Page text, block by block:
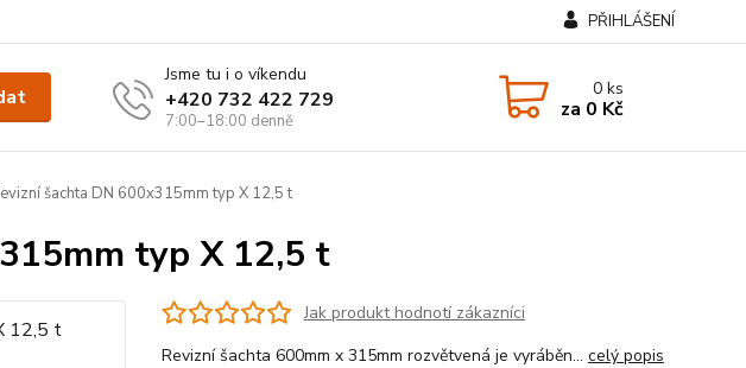
PŘIHLÁŠENÍ
Jsme tu i o víkendu
+420 732 422 729
7:00–18:00 denně
0ks
za 0 Kč
šachta DN 600x315mm typ X 12,5 t
typ X 12,5 t
Jak produkt hodnotí zákazníci
Revizní šachta 600mm x 315mm rozvětvená je vyráběn... celý popis